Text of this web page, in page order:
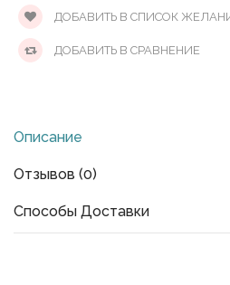
ДОБАВИТЬ В СПИСОК
ДОБАВИТЬ В СРАВНЕНИЕ
Описание
Отзывов (0)
Способы Доставки